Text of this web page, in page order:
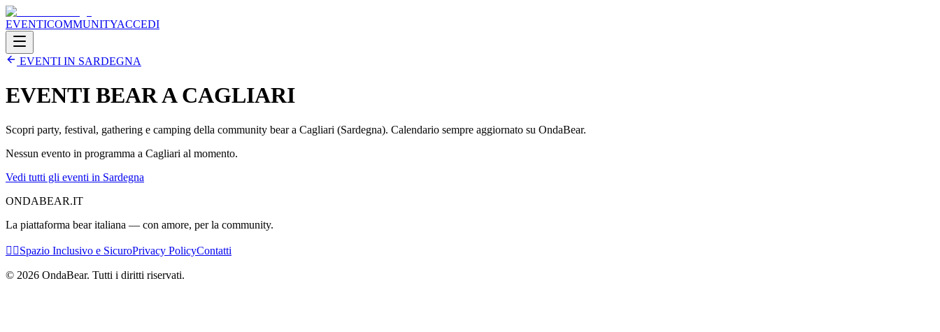
EVENTICOMMUNITYACCEDI
EVENTI IN SARDEGNA
EVENTI BEAR ACAGLIARI
Scopri party, festival, gathering e camping della community bear a Cagliari (Sardegna). Calendario sempre aggiornato su OndaBear.
Nessun evento in programma a Cagliari al momento.
Vedi tutti gli eventi in Sardegna
ONDABEAR.IT
La piattaforma bear italiana — con amore, per la community.
🏳️‍🌈Spazio Inclusivo e SicuroPrivacy PolicyContatti
© 2026 OndaBear. Tutti i diritti riservati.